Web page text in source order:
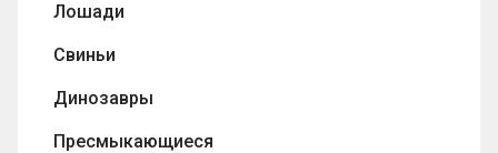
Лошади
Свиньи
Динозавры
Пресмыкающиеся